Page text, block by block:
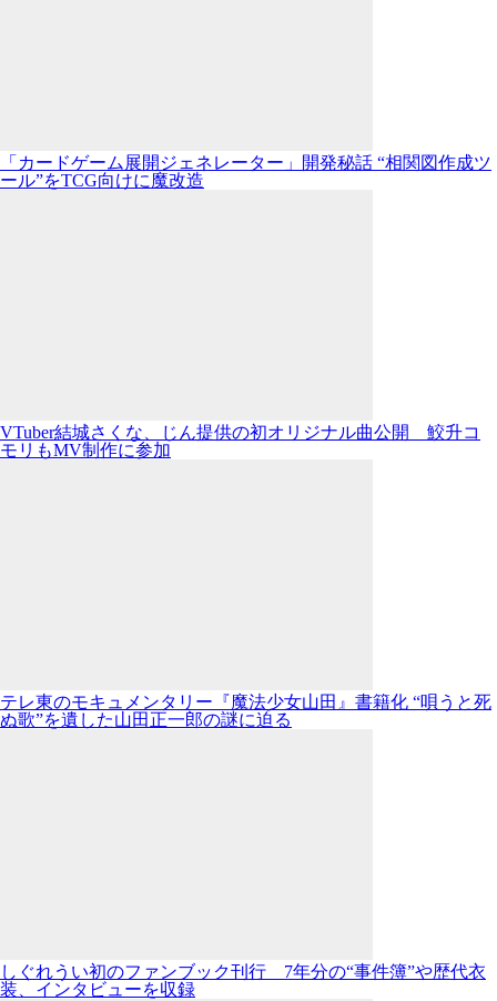
「カードゲーム展開ジェネレーター」開発秘話 “相関図作成ツ
ール”をTCG向けに魔改造
VTuber結城さくな、じん提供の初オリジナル曲公開 鮫升コ
モリもMV制作に参加
テレ東のモキュメンタリー『魔法少女山田』書籍化 “唄うと死
ぬ歌”を遺した山田正一郎の謎に迫る
しぐれうい初のファンブック刊行 7年分の“事件簿”や歴代衣
装、インタビューを収録